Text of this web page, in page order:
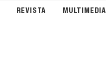
REVISTA MULTIMEDIA